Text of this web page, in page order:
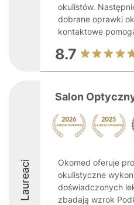
okulistów.
dobrane oprawki
kontaktowe
8.7
Laureaci
Salon
Okomed oferuje
okulistyczne
doświadczonych
zbadają wzrok